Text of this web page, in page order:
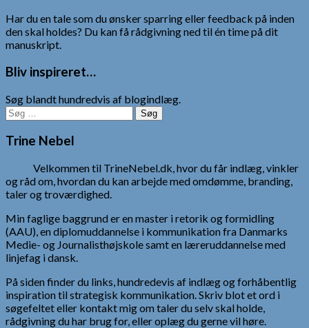
Har du en tale som du ønsker sparring eller feedback på inden
den skal holdes? Du kan få rådgivning ned til én time på dit
manuskript.
Bliv inspireret…
Søg blandt hundredvis af blogindlæg.
Søg
efter:
Trine Nebel
Velkommen til TrineNebel.dk, hvor du får indlæg, vinkler
og råd om, hvordan du kan arbejde med omdømme, branding,
taler og troværdighed.
Min faglige baggrund er en master i retorik og formidling
(AAU), en diplomuddannelse i kommunikation fra Danmarks
Medie- og Journalisthøjskole samt en læreruddannelse med
linjefag i dansk.
På siden finder du links, hundredevis af indlæg og forhåbentlig
inspiration til strategisk kommunikation. Skriv blot et ord i
søgefeltet eller kontakt mig om taler du selv skal holde,
rådgivning du har brug for, eller oplæg du gerne vil høre.